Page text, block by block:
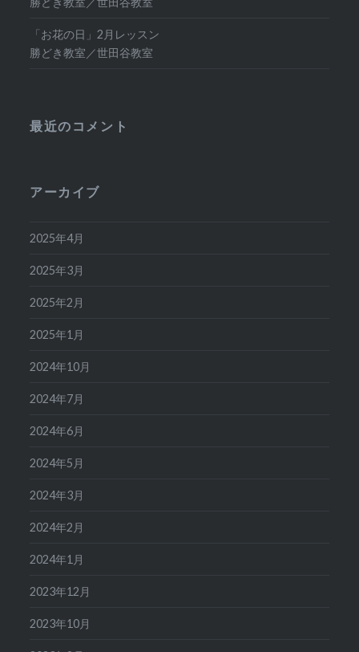
「お花の日」2月レッスン
勝どき教室／世田谷教室
最近のコメント
アーカイブ
2025年4月
2025年3月
2025年2月
2025年1月
2024年10月
2024年7月
2024年6月
2024年5月
2024年3月
2024年2月
2024年1月
2023年12月
2023年10月